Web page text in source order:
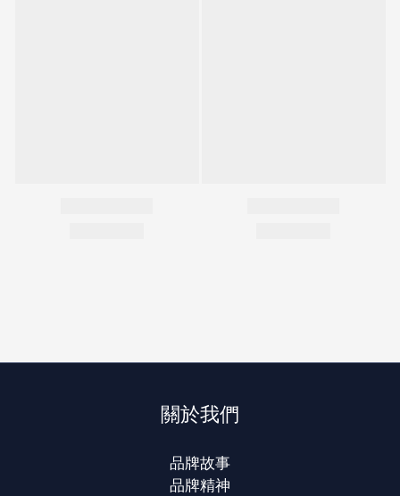
關於我們
品牌故事
品牌精神